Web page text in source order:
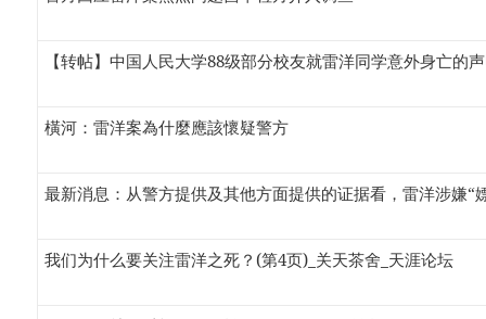
【转帖】中国人民大学88级部分校友就雷洋同学意外身亡的
橫河：雷洋案為什麼應該懷疑警方
最新消息：从警方提供及其他方面提供的证据看，雷洋涉嫌“
我们为什么要关注雷洋之死？(第4页)_关天茶舍_天涯论坛